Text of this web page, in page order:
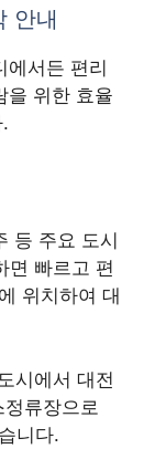
안내
에서든 편리
을 위한 효율
등 주요 도시
면 빠르고 편
위치하여 대
시에서 대전
류장으로
니다.